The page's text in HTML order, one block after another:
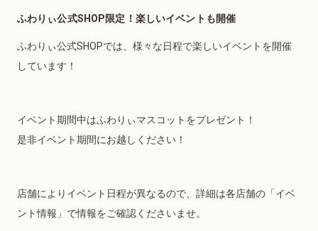
ふわりぃ公式SHOP限定！楽しいイベントも開催
ふわりぃ公式SHOPでは、様々な日程で楽しいイベントを開催
しています！
イベント期間中はふわりぃマスコットをプレゼント！
是非イベント期間にお越しください！
店舗によりイベント日程が異なるので、詳細は各店舗の「イベ
ント情報」で情報をご確認くださいませ。